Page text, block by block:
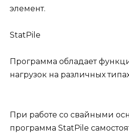
элемент.
StatPile
Программа обладает
нагрузок на различных
При работе со свайными
программа StatPile